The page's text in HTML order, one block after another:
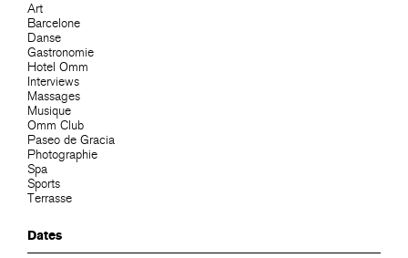
Art
Barcelone
Danse
Gastronomie
Hotel Omm
Interviews
Massages
Musique
Omm Club
Paseo de Gracia
Photographie
Spa
Sports
Terrasse
Dates